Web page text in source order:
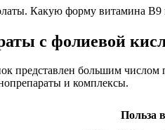
Какую форму витамина В9
с фолиевой
представлен большим числом
и комплексы.
Польза